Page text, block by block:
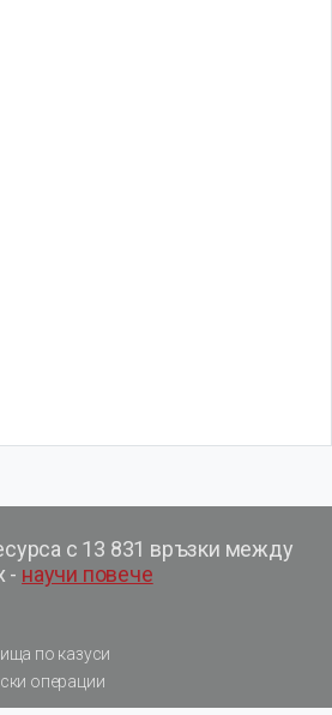
с 13 831 връзки между
- научи повече
по казуси
операции